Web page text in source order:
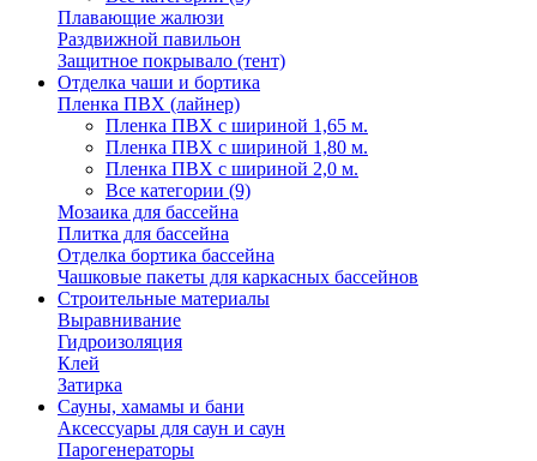
Плавающие жалюзи
Раздвижной павильон
Защитное покрывало (тент)
Отделка чаши и бортика
Пленка ПВХ (лайнер)
Пленка ПВХ с шириной 1,65 м.
Пленка ПВХ с шириной 1,80 м.
Пленка ПВХ с шириной 2,0 м.
Все категории (9)
Мозаика для бассейна
Плитка для бассейна
Отделка бортика бассейна
Чашковые пакеты для каркасных бассейнов
Строительные материалы
Выравнивание
Гидроизоляция
Клей
Затирка
Сауны, хамамы и бани
Аксессуары для саун и саун
Парогенераторы